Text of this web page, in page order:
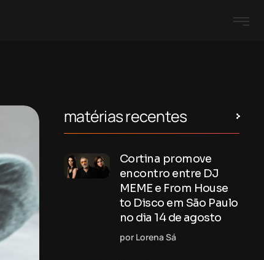
matérias recentes
Cortina promove
encontro entre DJ
MEME e From House
to Disco em São Paulo
no dia 14 de agosto
por Lorena Sá